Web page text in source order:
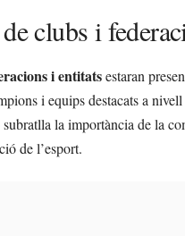
clubs i
i entitatsestaran
i equips destacats a
la importància de la
de l’esport.